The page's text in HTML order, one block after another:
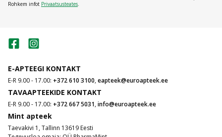
Rohkem infot Privaatsusteates.
E-APTEEGI KONTAKT
E-R 9.00 - 17.00: +372 610 3100,eapteek@euroapteek.ee
TAVAAPTEEKIDE KONTAKT
E-R 9.00 - 17.00: +372 667 5031,info@euroapteek.ee
Mint apteek
Taevakivi 1, Tallinn 13619 Eesti